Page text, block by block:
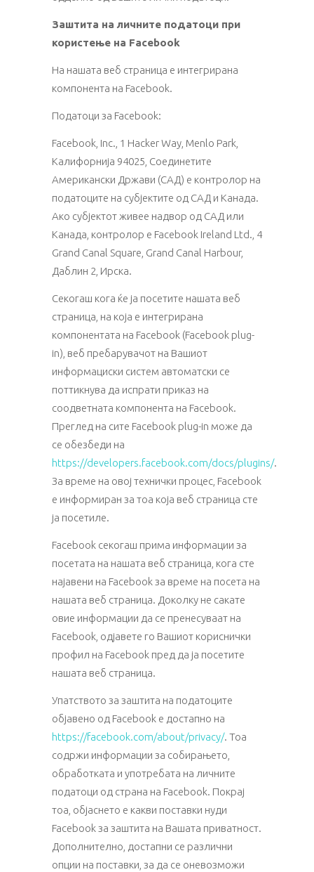
Заштита на личните податоци при
користење на Facebook
На нашата веб страница е интегрирана
компонента на Facebook.
Податоци за Facebook:
Facebook, Inc., 1 Hacker Way, Menlo Park,
Калифорнија 94025, Соединетите
Американски Држави (САД) е контролор на
податоците на субјектите од САД и Канада.
Ако субјектот живее надвор од САД или
Канада, контролор е Facebook Ireland Ltd., 4
Grand Canal Square, Grand Canal Harbour,
Даблин 2, Ирска.
Секогаш кога ќе ја посетите нашата веб
страница, на која е интегрирана
компонентата на Facebook (Facebook plug-
in), веб пребарувачот на Вашиот
информациски систем автоматски се
поттикнува да испрати приказ на
соодветната компонента на Facebook.
Преглед на сите Facebook plug-in може да
се обезбеди на
https://developers.facebook.com/docs/plugins/.
За време на овој технички процес, Facebook
е информиран за тоа која веб страница сте
ја посетиле.
Facebook секогаш прима информации за
посетата на нашата веб страница, кога сте
најавени на Facebook за време на посета на
нашата веб страница. Доколку не сакате
овие информации да се пренесуваат на
Facebook, одјавете го Вашиот кориснички
профил на Facebook пред да ја посетите
нашата веб страница.
Упатството за заштита на податоците
објавено од Facebook е достапно на
https://facebook.com/about/privacy/. Тоа
содржи информации за собирањето,
обработката и употребата на личните
податоци од страна на Facebook. Покрај
тоа, објаснето е какви поставки нуди
Facebook за заштита на Вашата приватност.
Дополнително, достапни се различни
опции на поставки, за да се оневозможи